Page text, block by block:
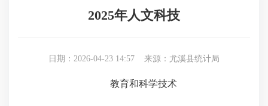
2025年人文科技
日期：2026-04-23 14:57 来源：尤溪县统计局
教育和科学技术